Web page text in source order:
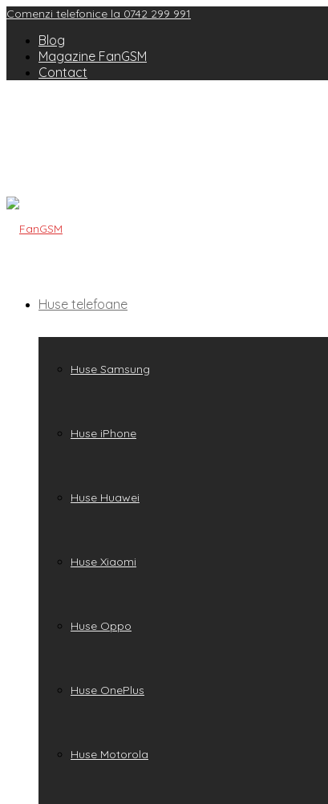
Comenzi telefonice la 0742 299 991
Blog
Magazine FanGSM
Contact
Huse telefoane
Huse Samsung
Huse iPhone
Huse Huawei
Huse Xiaomi
Huse Oppo
Huse OnePlus
Huse Motorola